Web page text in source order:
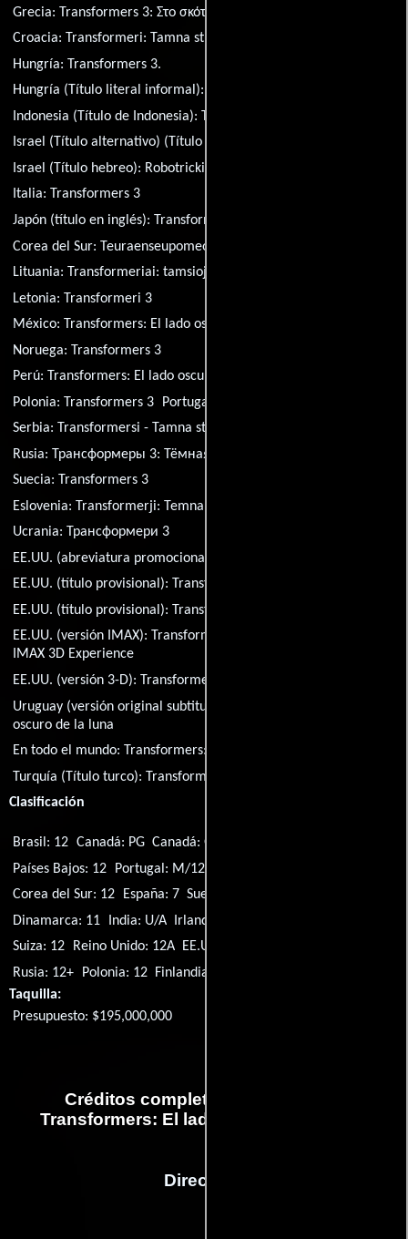
Grecia: Transformers 3: Στο σκότος του φεγγαριού
Croacia: Transformeri: Tamna strana Mjeseca
Hungría: Transformers 3.
Hungría (Título literal informal):
Indonesia (Título de Indonesia): Transformers: Sisi Gelap Bulan
Israel (Título alternativo) (Título hebreo):
Israel (Título hebreo): Robotrickim 3: Afelat Hayareah
Italia: Transformers 3
Japón (título en inglés): Transformer: Darkside Moon
Corea del Sur:Teuraenseupomeo 3
Lituania: Transformeriai: tamsioji Menulio puse 3D
Letonia:Transformeri 3
México: Transformers: El lado oscuro de la luna
Noruega: Transformers 3
Perú: Transformers: El lado oscuro de la Luna
Polonia: Transformers 3 Portugal:
Serbia: Transformersi - Tamna strana meseca
Rusia: Трансформеры 3: Тёмная сторона Луны
Suecia: Transformers 3
Eslovenia: Transformerji: Temna stran meseca
Ucrania: Трансформери 3
EE.UU. (abreviatura promocional):
EE.UU. (título provisional): Transformers 3
EE.UU. (título provisional): Transformers 3: Dark of the Moon
EE.UU. (versión IMAX): Transformers: Dark of the Moon - An
IMAX 3D Experience
EE.UU. (versión 3-D): Transformers: Dark of the Moon 3D
Uruguay (versión original subtitulada):
oscuro de la luna
En todo el mundo: Transformers: Dark of the Moon
Turquía (Título turco):Transformers: Ay'in Karanlik Yüzü
Clasificación
Brasil: 12 Canadá: PG Canadá: G
Países Bajos: 12
Portugal: M/12
Corea del Sur: 12
España: 7 Suecia: 11
Dinamarca: 11
India: U/A Irlanda: 12A
Suiza: 12
Reino Unido: 12A EE.UU.: PG-13
Rusia: 12+
Polonia: 12 Finlandia: K-11
Taquilla:
Presupuesto: $195,000,000
Créditos completos de la película
Transformers: El lado oscuro de la luna
Dirección